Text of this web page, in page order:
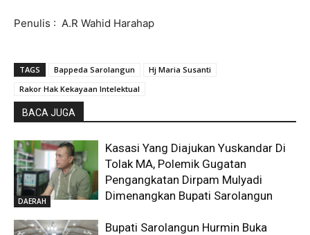
Penulis : A.R Wahid Harahap
TAGS Bappeda Sarolangun
Hj Maria Susanti
Rakor Hak Kekayaan Intelektual
BACA JUGA
DAERAH
Kasasi Yang Diajukan Yuskandar Di
Tolak MA, Polemik Gugatan
Pengangkatan Dirpam Mulyadi
Dimenangkan Bupati Sarolangun
Bupati Sarolangun Hurmin Buka